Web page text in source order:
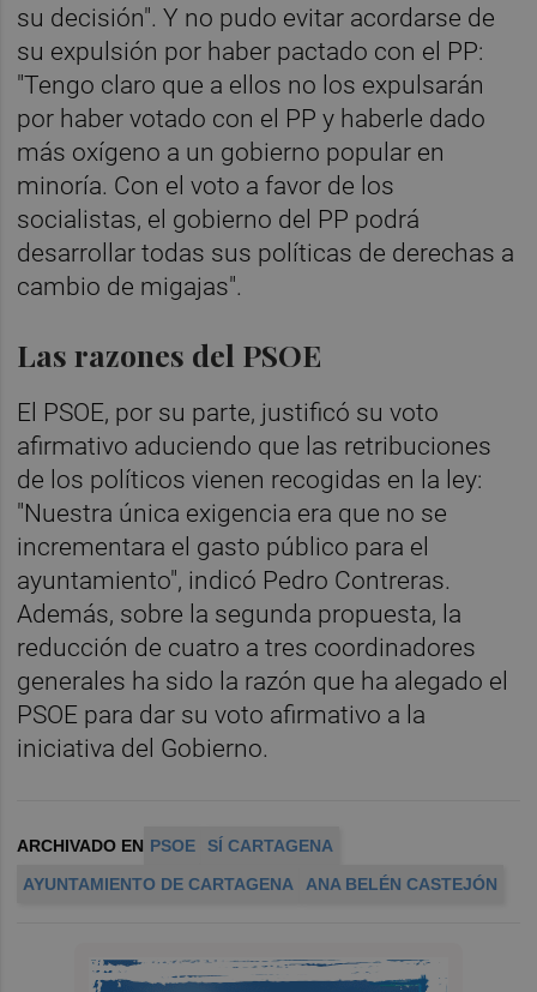
su decisión". Y no pudo evitar acordarse de
su expulsión por haber pactado con el PP:
"Tengo claro que a ellos no los expulsarán
por haber votado con el PP y haberle dado
más oxígeno a un gobierno popular en
minoría. Con el voto a favor de los
socialistas, el gobierno del PP podrá
desarrollar todas sus políticas de derechas a
cambio de migajas".
Las razones del PSOE
El PSOE, por su parte, justificó su voto
afirmativo aduciendo que las retribuciones
de los políticos vienen recogidas en la ley:
"Nuestra única exigencia era que no se
incrementara el gasto público para el
ayuntamiento", indicó Pedro Contreras.
Además, sobre la segunda propuesta, la
reducción de cuatro a tres coordinadores
generales ha sido la razón que ha alegado el
PSOE para dar su voto afirmativo a la
iniciativa del Gobierno.
ARCHIVADO EN PSOE
SÍ CARTAGENA
AYUNTAMIENTO DE CARTAGENA
ANA BELÉN CASTEJÓN